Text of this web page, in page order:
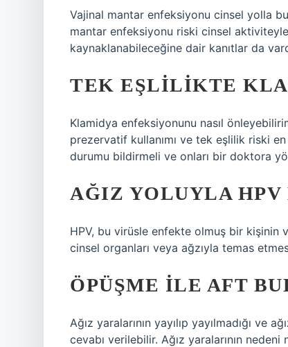
Vajinal mantar enfeksiyonu cinsel yolla
mantar enfeksiyonu riski cinsel
kaynaklanabileceğine dair kanıtlar da
TEK EŞLILIKTE
Klamidya enfeksiyonunu nasıl
prezervatif kullanımı ve tek eşlilik riski
durumu bildirmeli ve onları bir doktora
AĞIZ YOLUYLA HPV
HPV, bu virüsle enfekte olmuş bir kişinin
cinsel organları veya ağzıyla temas
ÖPÜŞME ILE AFT
Ağız yaralarının yayılıp yayılmadığı ve
cevabı verilebilir. Ağız yaralarının